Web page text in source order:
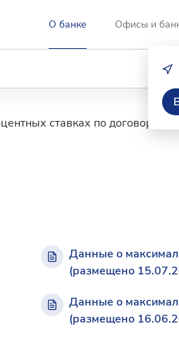
О банке Офисы и
ставках по договорам
Данные о
(размещено
Данные о
(размещено